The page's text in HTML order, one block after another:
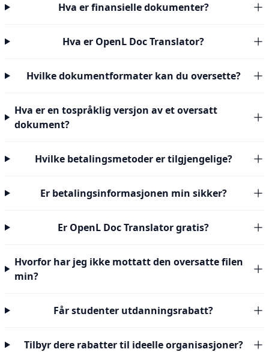
Hva er finansielle dokumenter?
Hva er OpenL Doc Translator?
Hvilke dokumentformater kan du oversette?
Hva er en tospråklig versjon av et oversatt
dokument?
Hvilke betalingsmetoder er tilgjengelige?
Er betalingsinformasjonen min sikker?
Er OpenL Doc Translator gratis?
Hvorfor har jeg ikke mottatt den oversatte filen
min?
Får studenter utdanningsrabatt?
Tilbyr dere rabatter til ideelle organisasjoner?